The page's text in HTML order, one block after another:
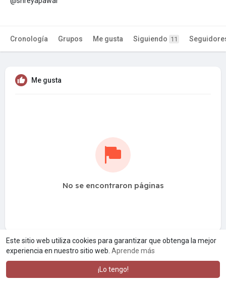
Este sitio web utiliza cookies para garantizar que obtenga la mejor
experiencia en nuestro sitio web. Aprende más
¡Lo tengo!
Cronología Grupos Me gusta Siguiendo 11
Me gusta
No se encontraron páginas